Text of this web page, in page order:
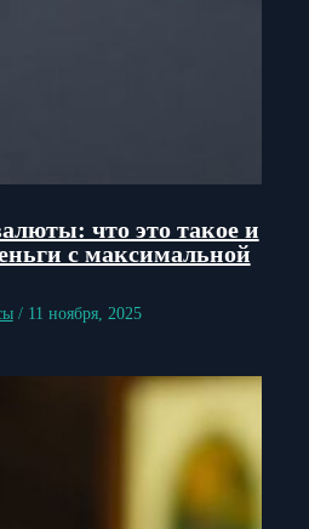
что это такое и
с максимальной
/ 11 ноября, 2025